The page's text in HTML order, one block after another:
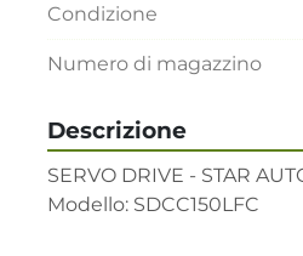
Descrizione
SERVO DRIVE - STAR
Modello: SDCC150LFC
Condizione
Numero di magazzino